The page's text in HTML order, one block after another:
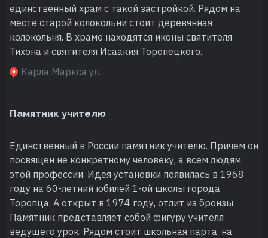
единственный храм с такой застройкой. Рядом на
месте старой колокольни стоит деревянная
колокольня. В храме находятся иконы святителя
Тихона и святителя Исаакия Торопецкого.
Карла Маркса ул.
Памятник учителю
Единственный в России памятник учителю. Причем он
посвящен не конкретному человеку, а всем людям
этой профессии. Идея установки появилась в 1968
году на 60-летний юбилей 1-ой школы города
Торопца. А открыт в 1974 году, отлит из бронзы.
Памятник представляет собой фигуру учителя
ведущего урок. Рядом стоит школьная парта, на